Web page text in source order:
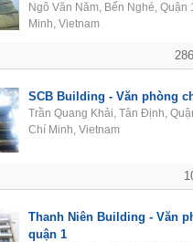
Ngô Văn Năm, Bến Nghé, Quận
Minh, Vietnam
SCB Building - Văn phòng
Trần Quang Khải, Tân Định,
Chí Minh, Vietnam
Thanh Niên Building - Văn
quận 1